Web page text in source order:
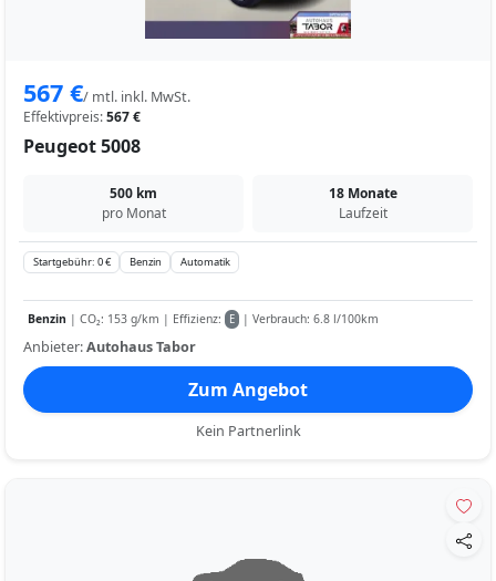
567 €/ mtl. inkl. MwSt.
Effektivpreis:567 €
Peugeot 5008
500 km
pro Monat
18 Monate
Laufzeit
Startgebühr: 0 € Benzin Automatik
Benzin | CO₂: 153 g/km | Effizienz: E | Verbrauch: 6.8 l/100km
Anbieter:Autohaus Tabor
Zum Angebot
Kein Partnerlink